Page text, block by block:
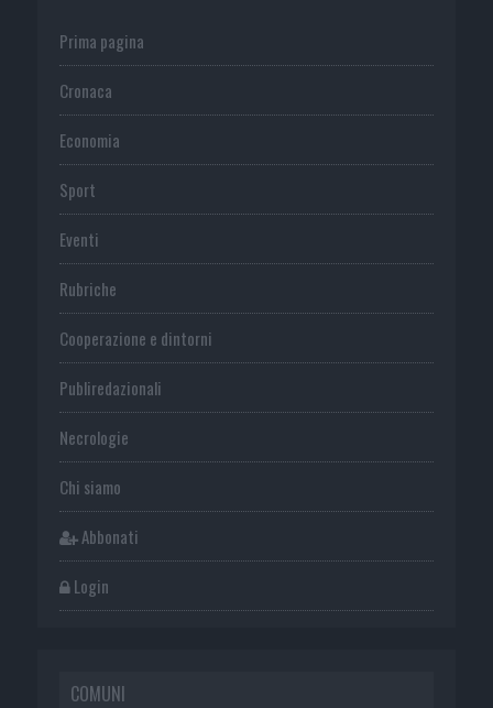
Prima pagina
Cronaca
Economia
Sport
Eventi
Rubriche
Cooperazione e dintorni
Publiredazionali
Necrologie
Chi siamo
Abbonati
Login
COMUNI